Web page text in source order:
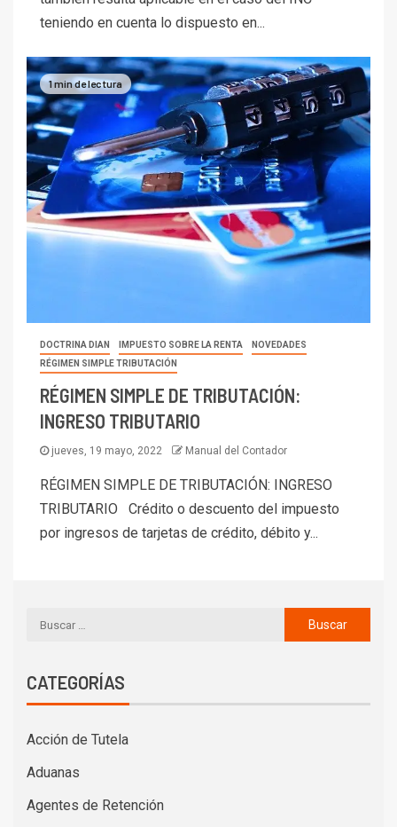
teniendo en cuenta lo dispuesto en...
1 min de lectura
DOCTRINA DIAN IMPUESTO SOBRE LA RENTA
NOVEDADES
RÉGIMEN SIMPLE TRIBUTACIÓN
RÉGIMEN SIMPLE DE TRIBUTACIÓN:
INGRESO TRIBUTARIO
jueves, 19 mayo, 2022 Manual del Contador
RÉGIMEN SIMPLE DE TRIBUTACIÓN: INGRESO
TRIBUTARIO Crédito o descuento del impuesto
por ingresos de tarjetas de crédito, débito y...
CATEGORÍAS
Acción de Tutela
Aduanas
Agentes de Retención